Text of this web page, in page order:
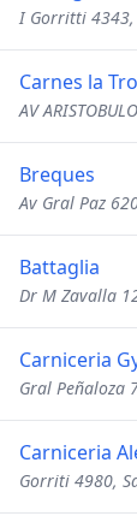
I Gorritti 4343,
Carnes la
AV
Breques
Av Gral Paz
Battaglia
Dr M Zavalla
Carniceria
Gral Peñaloza
Carniceria
Gorriti 4980,